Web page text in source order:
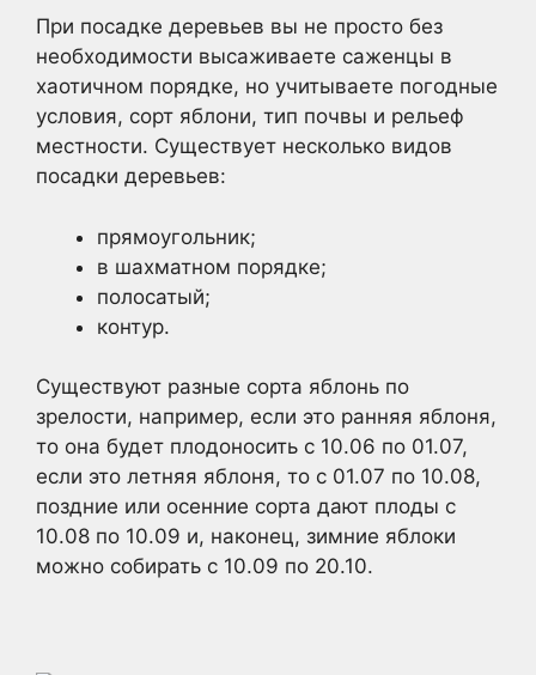
При посадке деревьев вы не просто без
необходимости высаживаете саженцы в
хаотичном порядке, но учитываете погодные
условия, сорт яблони, тип почвы и рельеф
местности. Существует несколько видов
посадки деревьев:
прямоугольник;
в шахматном порядке;
полосатый;
контур.
Существуют разные сорта яблонь по
зрелости, например, если это ранняя яблоня,
то она будет плодоносить с 10.06 по 01.07,
если это летняя яблоня, то с 01.07 по 10.08,
поздние или осенние сорта дают плоды с
10.08 по 10.09 и, наконец, зимние яблоки
можно собирать с 10.09 по 20.10.